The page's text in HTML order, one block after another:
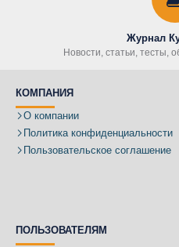
Журнал
Новости, статьи, тесты,
КОМПАНИЯ
О компании
Политика конфиденциальности
Пользовательское соглашение
ПОЛЬЗОВАТЕЛЯМ